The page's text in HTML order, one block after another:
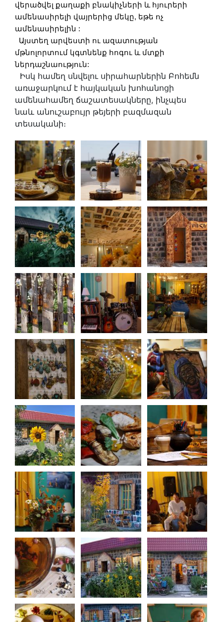
վերածվել քաղաքի բնակիչների և հյուրերի
ամենասիրելի վայրերից մեկը, եթե ոչ
ամենասիրելին :
Այստեղ արվեստի ու ազատության
մթնոլորտում կգտնենք հոգու և մտքի
ներդաշնաություն:
Իսկ համեղ սնվելու սիրահարներին Բոհեմն
առաջարկում է հայկական խոհանոցի
ամենահամեղ ճաշատեսակները, ինչպես
նաև անուշաբույր թեյերի բազմազան
տեսականի։